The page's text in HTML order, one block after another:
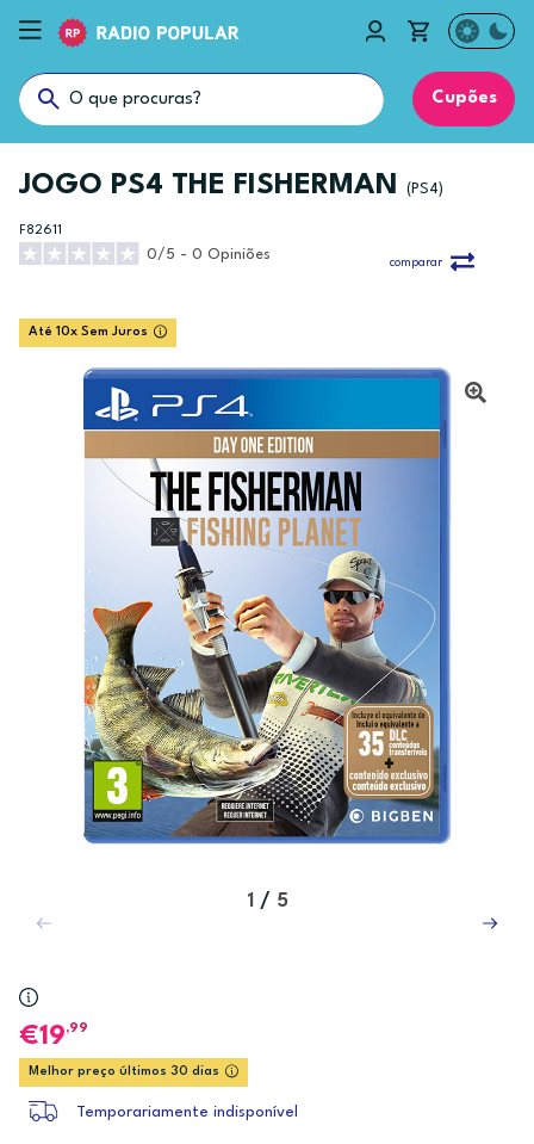
Cupões
JOGO PS4 THE FISHERMAN (PS4)
F82611
0/5 - 0 Opiniões
comparar
Até 10x Sem Juros
1 / 5
19,99
Melhor preço últimos 30 dias
Temporariamente indisponível